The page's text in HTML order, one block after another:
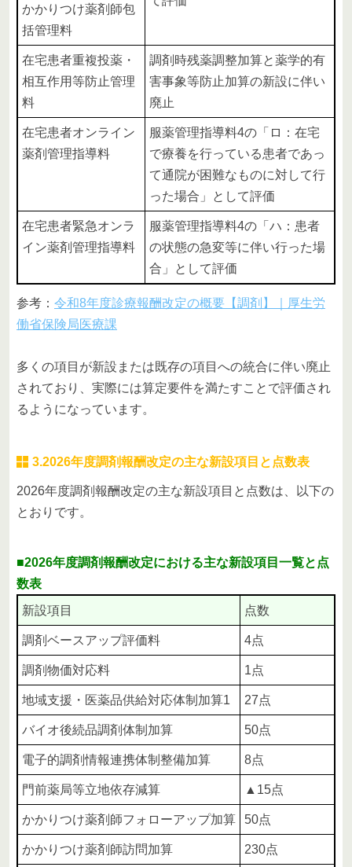
かかりつけ薬剤師包
括管理料
在宅患者重複投薬・
相互作用等防止管理
料
調剤時残薬調整加算と薬学的有
害事象等防止加算の新設に伴い
廃止
在宅患者オンライン
薬剤管理指導料
服薬管理指導料4の「ロ：在宅
で療養を行っている患者であっ
て通院が困難なものに対して行
った場合」として評価
在宅患者緊急オンラ
イン薬剤管理指導料
服薬管理指導料4の「ハ：患者
の状態の急変等に伴い行った場
合」として評価
参考： 令和8年度診療報酬改定の概要【調剤】｜厚生労
働省保険局医療課
多くの項目が新設または既存の項目への統合に伴い廃止
されており、実際には算定要件を満たすことで評価され
るようになっています。
3.2026年度調剤報酬改定の主な新設項目と点数表
2026年度調剤報酬改定の主な新設項目と点数は、以下の
とおりです。
■2026年度調剤報酬改定における主な新設項目一覧と点
数表
新設項目
点数
調剤ベースアップ評価料 4点
調剤物価対応料 1点
地域支援・医薬品供給対応体制加算1 27点
バイオ後続品調剤体制加算 50点
電子的調剤情報連携体制整備加算 8点
門前薬局等立地依存減算 ▲15点
かかりつけ薬剤師フォローアップ加算 50点
かかりつけ薬剤師訪問加算 230点